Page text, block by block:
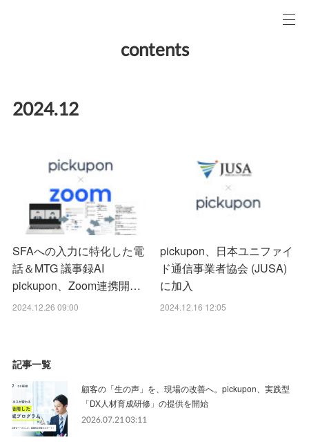
contents
2024.12
SFAへの入力に特化した電
話＆MTG 議事録AI
pickupon、Zoom連携開…
2024.12.26 09:00
pickupon、日本ユニファイ
ド通信事業者協会 (JUSA)
に加入
2024.12.16 12:05
記事一覧
顧客の「生の声」を、現場の改善へ。pickupon、実践型
「DX人材育成研修」の提供を開始
2026.07.21 03:11